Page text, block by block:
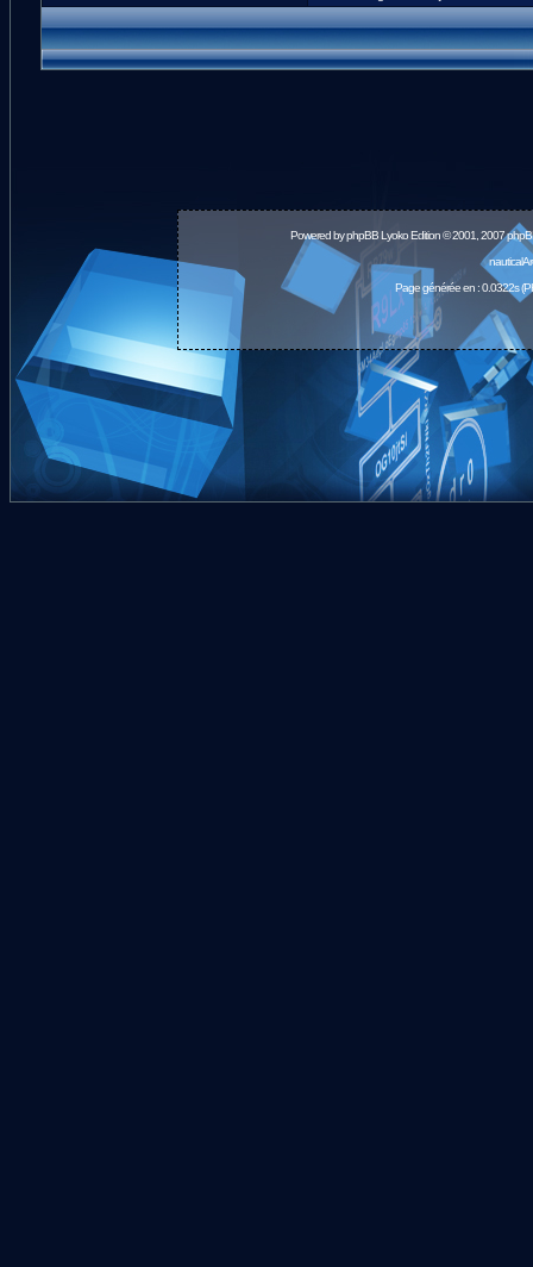
Powered byphpBBLyoko Edition © 2001, 2007
Page générée en : 0.0322s